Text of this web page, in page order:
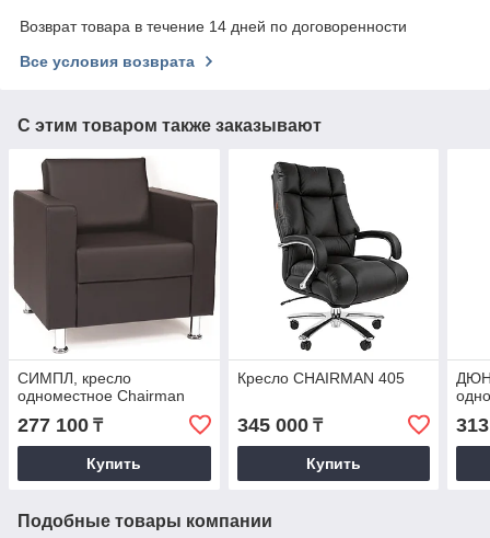
Возврат товара в течение 14 дней по договоренности
Все условия возврата
С этим товаром также заказывают
СИМПЛ, кресло
одноместное Chairman
277 100 ₸
Купить
Кресло CHAIRMAN 405
345 000₸
Купить
Подобные товары компании